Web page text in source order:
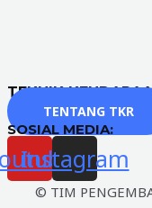
TEKNIK
TENTANG TKR
SOSIAL MEDIA:
Instagram
© TIM